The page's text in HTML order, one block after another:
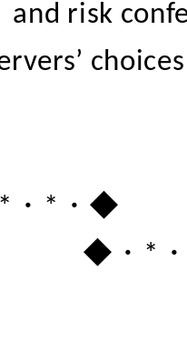
risk confer
・*・◆ み
◆・*・